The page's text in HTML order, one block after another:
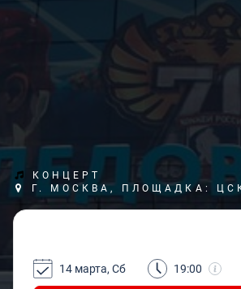
КОНЦЕРТ
Г. МОСКВА, ПЛОЩАДКА:
14 марта, Сб 19:00